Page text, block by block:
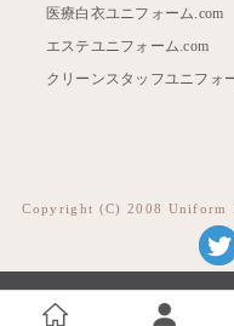
医療白衣ユニフォーム.com
エステユニフォーム.com
クリーンスタッフユニフォ
Copyright (C) 2008 Uniform